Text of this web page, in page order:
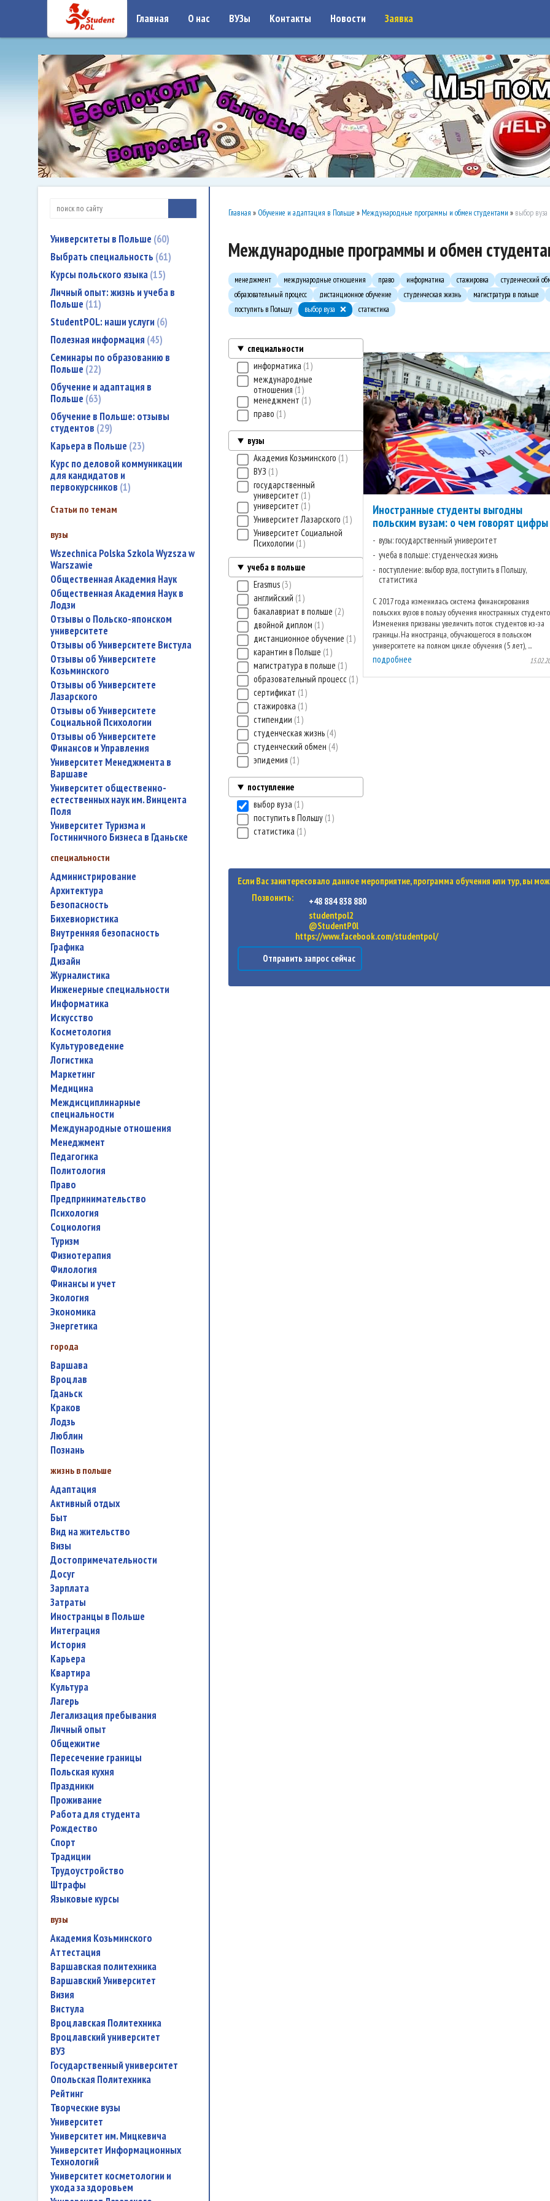
google-site-verification: google7a917c261df1566b.htmlgoogle-site-verification: google7a917c261df1566b.html
Главная О нас ВУЗы Контакты Новости Заявка
Университеты в Польше 60
Выбрать специальность 61
Курсы польского языка 15
Личный опыт: жизнь и учеба в
Польше 11
StudentPOL: наши услуги 6
Полезная информация 45
Семинары по образованию в
Польше 22
Обучение и адаптация в
Польше 63
Обучение в Польше: отзывы
студентов 29
Карьера в Польше 23
Курс по деловой коммуникации
для кандидатов и
первокурсников 1
Статьи по темам
вузы
Wszechnica Polska Szkola Wyzsza w
Warszawie
Общественная Академия Наук
Общественная Академия Наук в
Лодзи
Отзывы о Польско-японском
университете
Отзывы об Университете Вистула
Отзывы об Университете
Козьминского
Отзывы об Университете
Лазарского
Отзывы об Университете
Социальной Психологии
Отзывы об Университете
Финансов и Управления
Университет Менеджмента в
Варшаве
Университет общественно-
естественных наук им. Винцента
Поля
Университет Туризма и
Гостиничного Бизнеса в Гданьске
специальности
администрирование
архитектура
безопасность
бихевиористика
внутренняя безопасность
графика
дизайн
журналистика
инженерные специальности
информатика
искусство
косметология
культуроведение
логистика
маркетинг
медицина
междисциплинарные
специальности
международные отношения
менеджмент
педагогика
политология
право
предпринимательство
психология
социология
туризм
физиотерапия
филология
финансы и учет
экология
экономика
энергетика
города
Варшава
Вроцлав
Гданьск
Краков
Лодзь
Люблин
Познань
жизнь в польше
адаптация
активный отдых
быт
вид на жительство
визы
достопримечательности
досуг
зарплата
затраты
иностранцы в Польше
интеграция
история
карьера
квартира
культура
лагерь
легализация пребывания
личный опыт
общежитие
пересечение границы
польская кухня
праздники
проживание
работа для студента
Рождество
спорт
традиции
трудоустройство
штрафы
языковые курсы
вузы
Академия Козьминского
аттестация
Варшавская политехника
Варшавский Университет
Визия
Вистула
Вроцлавская Политехника
Вроцлавский университет
ВУЗ
государственный университет
Опольская Политехника
рейтинг
творческие вузы
университет
Университет им. Мицкевича
Университет Информационных
Технологий
университет косметологии и
ухода за здоровьем
Главная » Обучение и адаптация в Польше » Международные программы и обмен студентами » выбор вуза
Международные программы и обмен
менеджмент международные отношения право информатика стажировка
студенческий
образовательный процесс
дистанционное обучение студенческая жизнь
магистратура в польше
поступить в Польшу
выбор вуза статистика
специальности
информатика 1
международные
отношения 1
менеджмент 1
право 1
вузы
Академия Козьминского 1
ВУЗ 1
государственный
университет 1
университет 1
Университет Лазарского 1
Университет Социальной
Психологии 1
учеба в польше
Erasmus 3
английский 1
бакалавриат в польше 2
двойной диплом 1
дистанционное обучение 1
карантин в Польше 1
магистратура в польше 1
образовательный процесс 1
сертификат 1
стажировка 1
стипендии 1
студенческая жизнь 4
студенческий обмен 4
эпидемия 1
поступление
выбор вуза 1
поступить в Польшу 1
статистика 1
Иностранные студенты выгодны
польским вузам: о чем говорят цифры
вузы: государственный университет
учеба в польше: студенческая жизнь
поступление: выбор вуза, поступить в Польшу,
статистика
С 2017 года изменилась система финансирования
польских вузов в пользу обучения иностранных
Изменения призваны увеличить поток студентов из-за
границы. На иностранца, обучающегося в польском
университете на полном цикле обучения (5 лет), ...
подробнее
Если Вас заинтересовало данное мероприятие, программа обучения или тур, вы
Позвонить:
+48 884 838 880
studentpol2
@StudentP0l
https://www.facebook.com/studentpol/
Отправить запрос сейчас